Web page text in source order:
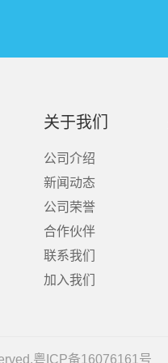
关于我们
公司介绍
新闻动态
公司荣誉
合作伙伴
联系我们
加入我们
粤ICP备16076161号